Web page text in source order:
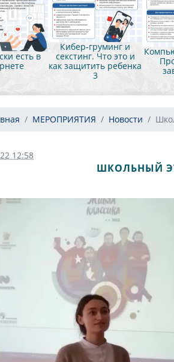
есть в
Кибер-груминг и
секстинг. Что это и
как защитить ребенка
3
МЕРОПРИЯТИЯ Новости
12:58
ШКОЛЬНЫЙ